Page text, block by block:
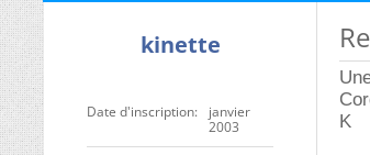
kinette
Date d'inscription
janvier
2003
K